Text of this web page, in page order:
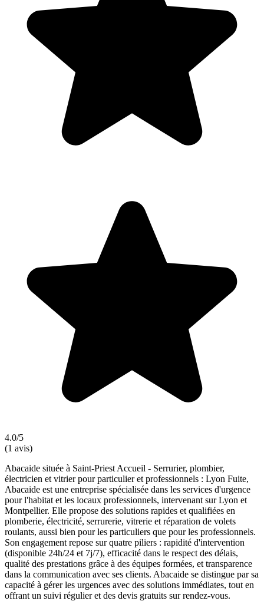
4.0/5
(1 avis)
Abacaide située à Saint-Priest Accueil - Serrurier, plombier,
électricien et vitrier pour particulier et professionnels : Lyon Fuite,
Abacaide est une entreprise spécialisée dans les services d'urgence
pour l'habitat et les locaux professionnels, intervenant sur Lyon et
Montpellier. Elle propose des solutions rapides et qualifiées en
plomberie, électricité, serrurerie, vitrerie et réparation de volets
roulants, aussi bien pour les particuliers que pour les professionnels.
Son engagement repose sur quatre piliers : rapidité d'intervention
(disponible 24h/24 et 7j/7), efficacité dans le respect des délais,
qualité des prestations grâce à des équipes formées, et transparence
dans la communication avec ses clients. Abacaide se distingue par sa
capacité à gérer les urgences avec des solutions immédiates, tout en
offrant un suivi régulier et des devis gratuits sur rendez-vous.